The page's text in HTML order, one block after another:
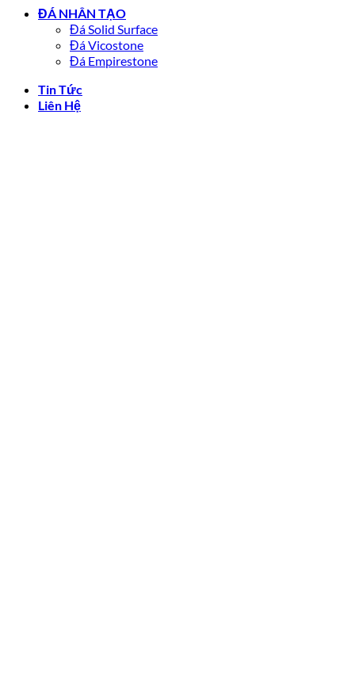
ĐÁ NHÂN TẠO
Đá Solid Surface
Đá Vicostone
Đá Empirestone
Tin Tức
Liên Hệ